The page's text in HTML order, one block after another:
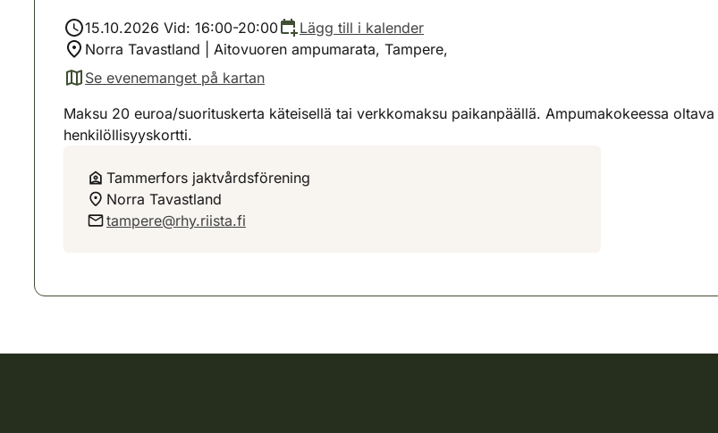
15.10.2026 Vid: 16:00-20:00
Lägg till i kalender
Norra Tavastland | Aitovuoren ampumarata, Tampere,
Se evenemanget på kartan
(avautuu uuteen välilehteen)
Maksu 20 euroa/suorituskerta käteisellä tai verkkomaksu paikanpäällä. Ampumakokeessa
henkilöllisyyskortti.
Tammerfors jaktvårdsförening
Norra Tavastland
tampere@rhy.riista.fi